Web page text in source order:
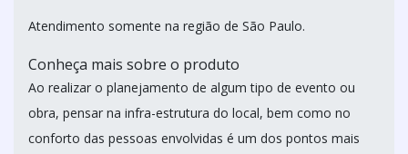
Atendimento somente na região de São Paulo.
Conheça mais sobre o produto
Ao realizar o planejamento de algum tipo de evento ou
obra, pensar na infra-estrutura do local, bem como no
conforto das pessoas envolvidas é um dos pontos mais